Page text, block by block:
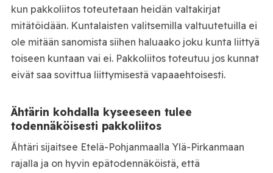
kun pakkoliitos toteutetaan heidän valtakirjat
mitätöidään. Kuntalaisten valitsemilla valtuutetuilla ei
ole mitään sanomista siihen haluaako joku kunta liittyä
toiseen kuntaan vai ei. Pakkoliitos toteutuu jos kunnat
eivät saa sovittua liittymisestä vapaaehtoisesti.
Ähtärin kohdalla kyseeseen tulee
todennäköisesti pakkoliitos
Ähtäri sijaitsee Etelä-Pohjanmaalla Ylä-Pirkanmaan
rajalla ja on hyvin epätodennäköistä, että